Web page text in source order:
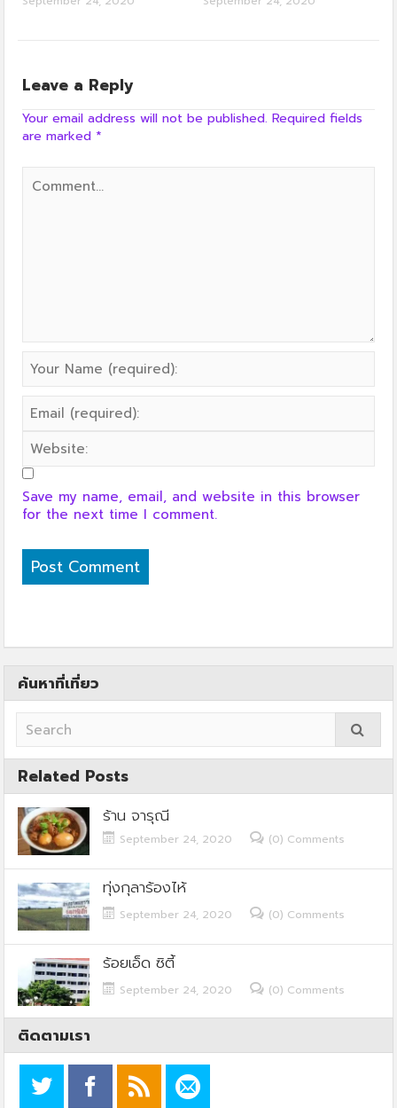
Leave a Reply
Your email address will not be published. Required fields
are marked *
Save my name, email, and website in this browser
for the next time I comment.
ค้นหาที่เที่ยว
Related Posts
ร้าน จารุณี
September 24, 2020 (0) Comments
ทุ่งกุลาร้องไห้
September 24, 2020 (0) Comments
ร้อยเอ็ด ซิตี้
September 24, 2020 (0) Comments
ติดตามเรา